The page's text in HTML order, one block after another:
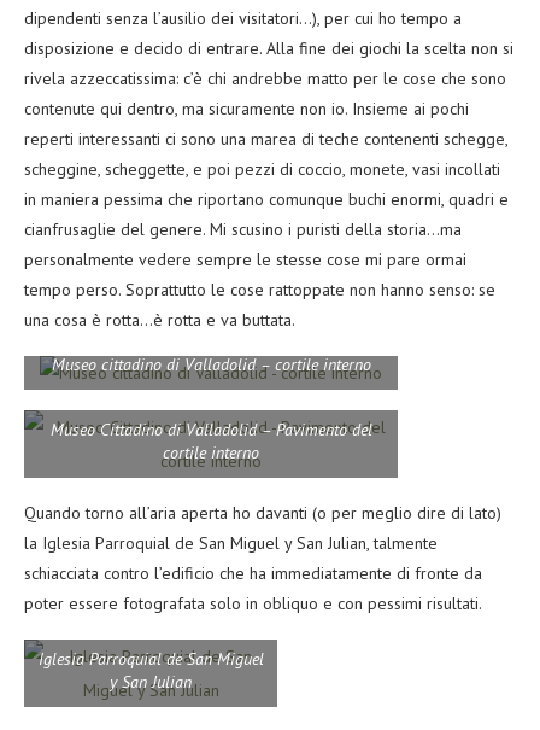
dipendenti senza l’ausilio dei visitatori…), per cui ho tempo a
disposizione e decido di entrare. Alla fine dei giochi la scelta non si
rivela azzeccatissima: c’è chi andrebbe matto per le cose che sono
contenute qui dentro, ma sicuramente non io. Insieme ai pochi
reperti interessanti ci sono una marea di teche contenenti schegge,
scheggine, scheggette, e poi pezzi di coccio, monete, vasi incollati
in maniera pessima che riportano comunque buchi enormi, quadri e
cianfrusaglie del genere. Mi scusino i puristi della storia…ma
personalmente vedere sempre le stesse cose mi pare ormai
tempo perso. Soprattutto le cose rattoppate non hanno senso: se
una cosa è rotta…è rotta e va buttata.
Museo cittadino di Valladolid – cortile interno
Museo Cittadino di Valladolid – Pavimento del
cortile interno
Quando torno all’aria aperta ho davanti (o per meglio dire di lato)
la Iglesia Parroquial de San Miguel y San Julian, talmente
schiacciata contro l’edificio che ha immediatamente di fronte da
poter essere fotografata solo in obliquo e con pessimi risultati.
Iglesia Parroquial de San Miguel
y San Julian